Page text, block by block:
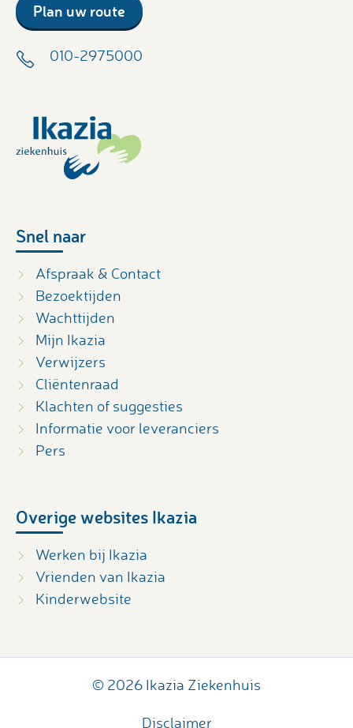
Plan uw route
010-2975000
Snel naar
Afspraak & Contact
Bezoektijden
Wachttijden
Mijn Ikazia
Verwijzers
Cliëntenraad
Klachten of suggesties
Informatie voor leveranciers
Pers
Overige websites Ikazia
Werken bij Ikazia
Vrienden van Ikazia
Kinderwebsite
© 2026 Ikazia Ziekenhuis
Disclaimer